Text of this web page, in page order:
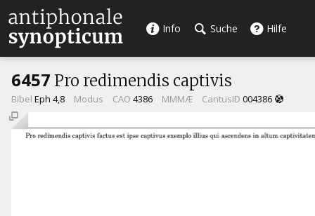
Info Suche Hilfe
6457 Pro redimendis captivis
Bibel Eph 4,8 Modus CAO 4386 MMMÆ CantusID 004386